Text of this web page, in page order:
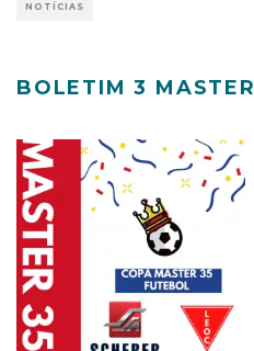
NOTÍCIAS
BOLETIM 3 MASTER